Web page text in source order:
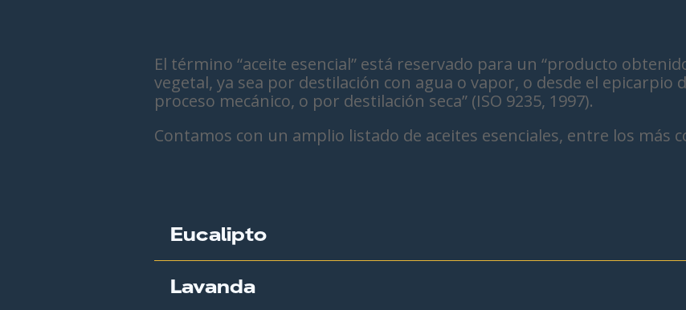
El término “aceite esencial” está reservado para un “producto
vegetal, ya sea por destilación con agua o vapor, o desde el epicarpio
proceso mecánico, o por destilación seca” (ISO 9235, 1997).
Contamos con un amplio listado de aceites esenciales, entre los más
Eucalipto
Lavanda